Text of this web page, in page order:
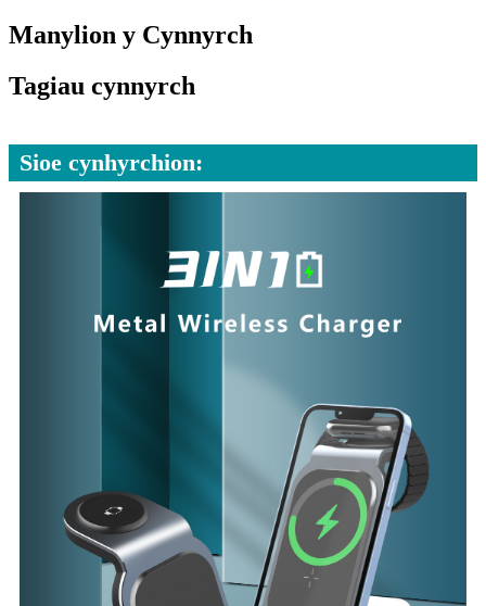
Manylion y Cynnyrch
Tagiau cynnyrch
Sioe cynhyrchion: